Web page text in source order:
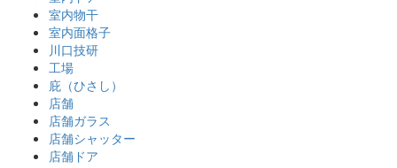
室内物干
室内面格子
川口技研
工場
庇（ひさし）
店舗
店舗ガラス
店舗シャッター
店舗ドア